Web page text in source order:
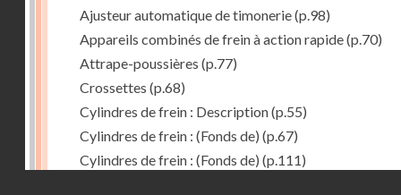
Ajusteur automatique de timonerie(p.98)
Appareils combinés de frein à action rapide(p.70)
Attrape-poussières (p.77)
Crossettes (p.68)
Cylindres de frein : Description(p.55)
Cylindres de frein : (Fonds de) (p.67)
Cylindres de frein : (Fonds de) (p.111)